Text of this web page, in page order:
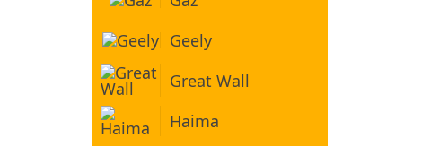
Geely
Great Wall
Haima